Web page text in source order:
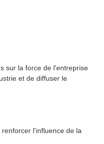
sur la force de l'entreprise
et de diffuser le
l'influence de la